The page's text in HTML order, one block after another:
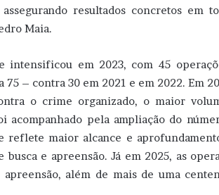
resultados concretos em
Maia.
intensificou em 2023, com 45
– contra 30 em 2021 e em 2022. Em
o crime organizado, o maior
pela ampliação do
reflete maior alcance e
e apreensão. Já em 2025, as
além de mais de uma